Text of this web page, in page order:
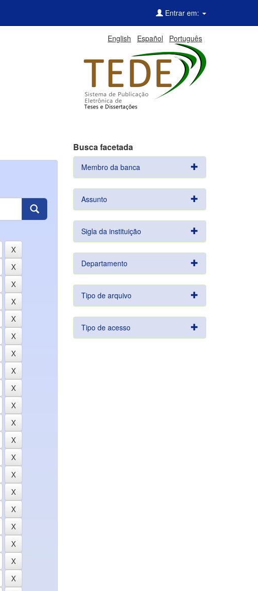
Entrar em:
English Español Português
Busca facetada
Membro da banca
Assunto
Sigla da instituição
Departamento
Tipo de arquivo
Tipo de acesso